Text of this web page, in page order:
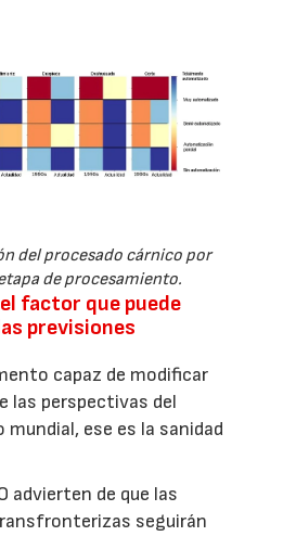
del procesado cárnico por
de procesamiento.
factor que puede
previsiones
capaz de modificar
las perspectivas del
mundial, ese es la sanidad
advierten de que las
seguirán